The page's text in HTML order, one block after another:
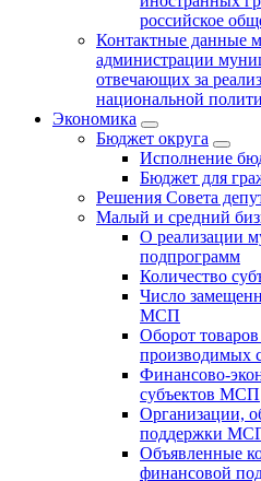
российское
Контактные данные
администрации
отвечающих за
национальной
Экономика
Бюджет округa
Исполнение
Бюджет для
Решения Совета
Малый и средний
О реализации
подпрограмм
Количество
Число
МСП
Оборот товаров
производимых
Финансово-
субъектов МСП
Организации,
поддержки
Объявленные
финансовой